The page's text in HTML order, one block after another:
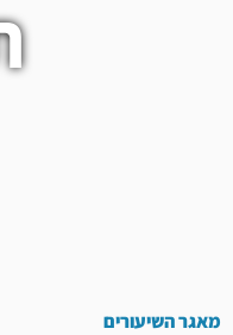
מאגר השיעורים